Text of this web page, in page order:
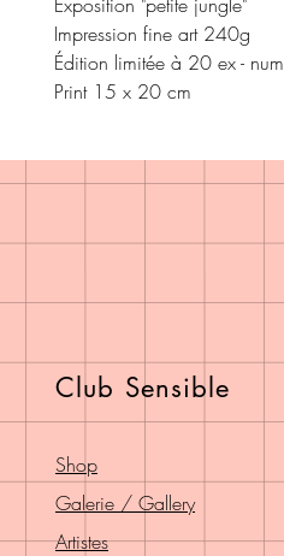
Impression fine art 240g
Édition limitée à 20 ex -
Print 15 x 20 cm
Club Sensible
Shop
Galerie / Gallery
Artistes